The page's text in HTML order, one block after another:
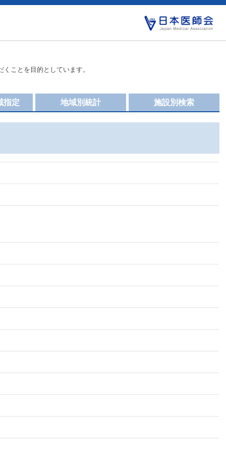
ことを目的としています。
施設別検索
地域別統計
指定